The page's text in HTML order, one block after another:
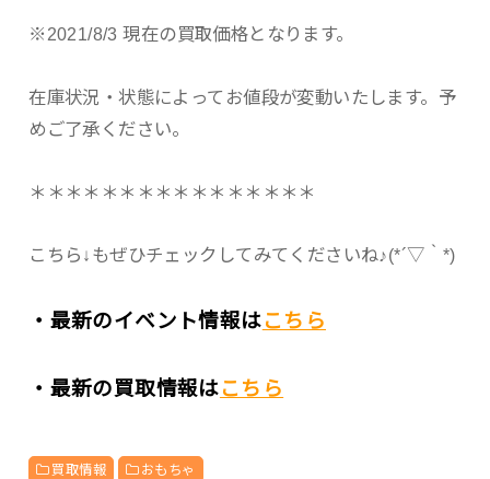
※2021/8/3 現在の買取価格となります。
在庫状況・状態によってお値段が変動いたします。予
めご了承ください。
＊＊＊＊＊＊＊＊＊＊＊＊＊＊＊＊
こちら↓もぜひチェックしてみてくださいね♪(*´▽｀*)
・最新のイベント情報はこちら
・最新の買取情報はこちら
買取情報 おもちゃ